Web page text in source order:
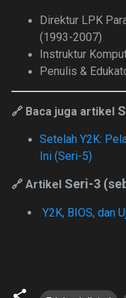
Direktur LPK
(1993-2007)
Instruktur
Penulis &
🔗 Baca juga artikel
Setelah Y2K:
Ini (Seri-5)
🔗 Artikel Seri-3
Y2K, BIOS, dan